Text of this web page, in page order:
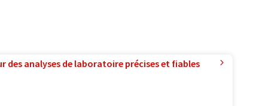
des analyses de laboratoire précises et fiables